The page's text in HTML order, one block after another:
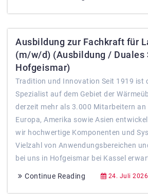
Ausbildung zur Fachkraft für
(m/w/d) (Ausbildung / Duales
Hofgeismar)
Tradition und Innovation Seit 1919 ist
Spezialist auf dem Gebiet der
derzeit mehr als 3.000 Mitarbeitern an
Europa, Amerika sowie Asien
wir hochwertige Komponenten und
Vielzahl von Anwendungsbereichen
bei uns in Hofgeismar bei Kassel
Continue Reading 24. Juli 2026